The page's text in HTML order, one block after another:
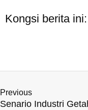
Kongsi berita ini:
Previous
Senario Industri